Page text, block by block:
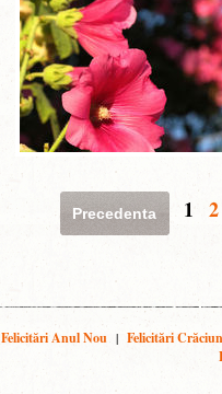
Precedenta 1 2
Felicitări Anul Nou | Felicitări